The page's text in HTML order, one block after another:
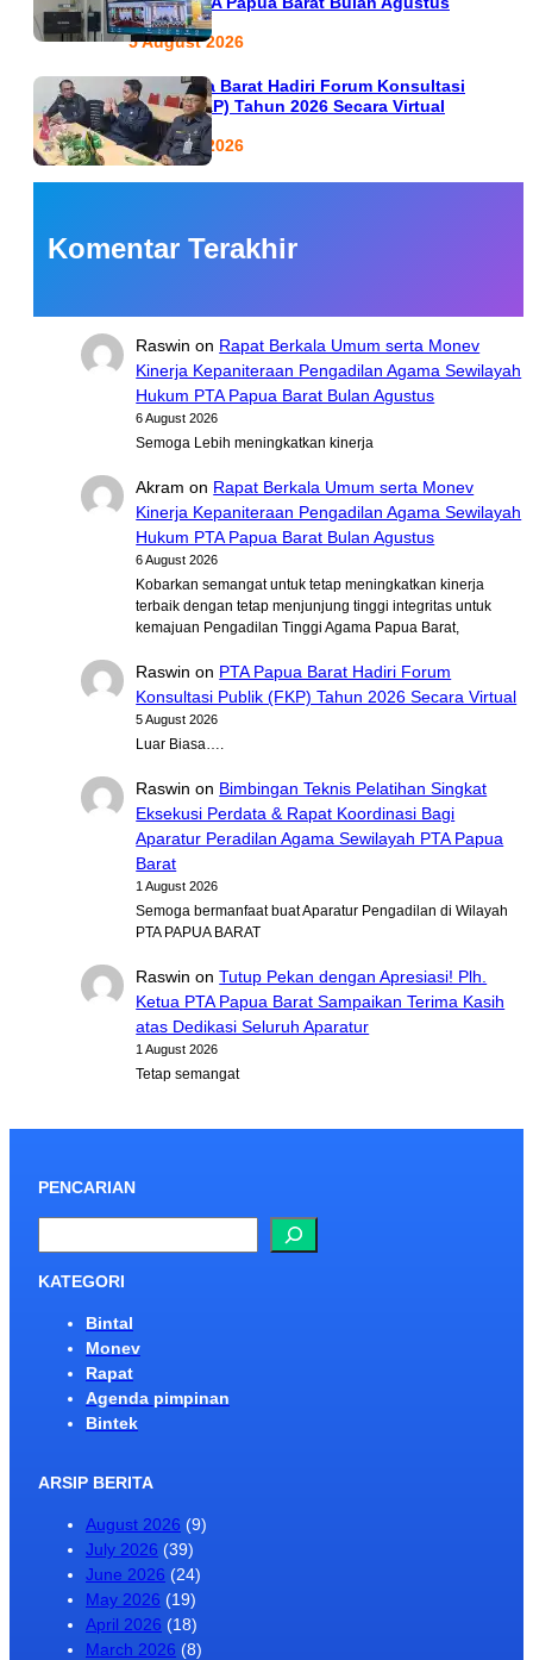
5 August 2026
PTA Papua Barat Hadiri Forum Konsultasi
Publik (FKP) Tahun 2026 Secara Virtual
5 August 2026
Komentar Terakhir
Raswin on Rapat Berkala Umum serta Monev
Kinerja Kepaniteraan Pengadilan Agama Sewilayah
Hukum PTA Papua Barat Bulan Agustus
6 August 2026
Semoga Lebih meningkatkan kinerja
Akram on Rapat Berkala Umum serta Monev
Kinerja Kepaniteraan Pengadilan Agama Sewilayah
Hukum PTA Papua Barat Bulan Agustus
6 August 2026
Kobarkan semangat untuk tetap meningkatkan kinerja
terbaik dengan tetap menjunjung tinggi integritas untuk
kemajuan Pengadilan Tinggi Agama Papua Barat,
Raswin on PTA Papua Barat Hadiri Forum
Konsultasi Publik (FKP) Tahun 2026 Secara Virtual
5 August 2026
Luar Biasa….
Raswin on Bimbingan Teknis Pelatihan Singkat
Eksekusi Perdata & Rapat Koordinasi Bagi
Aparatur Peradilan Agama Sewilayah PTA Papua
Barat
1 August 2026
Semoga bermanfaat buat Aparatur Pengadilan di Wilayah
PTA PAPUA BARAT
Raswin onTutup Pekan dengan Apresiasi! Plh.
Ketua PTA Papua Barat Sampaikan Terima Kasih
atas Dedikasi Seluruh Aparatur
1 August 2026
Tetap semangat
PENCARIAN
e
a
KATEGORI
Bintal
Monev
Rapat
Agenda pimpinan
Bintek
ARSIP BERITA
August 2026 (9)
July 2026 (39)
June 2026 (24)
May 2026 (19)
April 2026 (18)
March 2026 (8)